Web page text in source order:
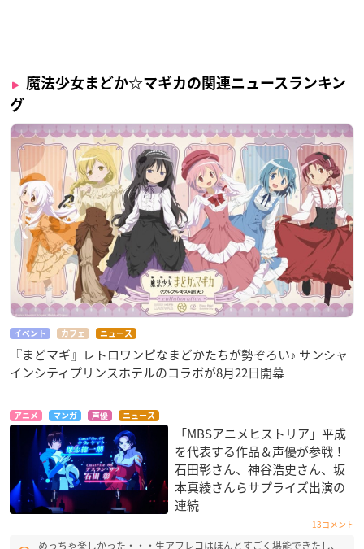
魔法少女まどか☆マギカの関連ニュースランキン
グ
イベント カフェ ニュース
『まどマギ』レトロワンピなまどかたちが勢ぞろい♪ サンシャ
インシティプリンスホテルのコラボが8月22日開幕
アニメ マンガ 声優 ニュース
「MBSアニメヒストリア」平成
を代表する作品＆声優が参戦！
石田彰さん、神谷浩史さん、坂
本真綾さんらサプライズ出演の
連続
13コメント
めっちゃ楽しかった・・・生アフレコはほんとすごく堪能できたし、